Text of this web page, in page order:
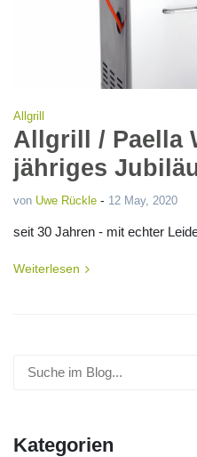
Allgrill
Allgrill / Paella
jähriges
von Uwe Rückle - 12 May, 2020
seit 30 Jahren - mit echter
Weiterlesen
Kategorien